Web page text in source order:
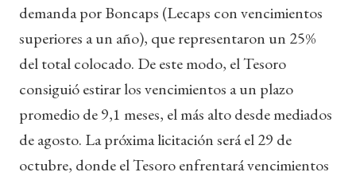
demanda por Boncaps (Lecaps con vencimientos
superiores a un año), que representaron un 25%
del total colocado. De este modo, el Tesoro
consiguió estirar los vencimientos a un plazo
promedio de 9,1 meses, el más alto desde mediados
de agosto. La próxima licitación será el 29 de
octubre, donde el Tesoro enfrentará vencimientos